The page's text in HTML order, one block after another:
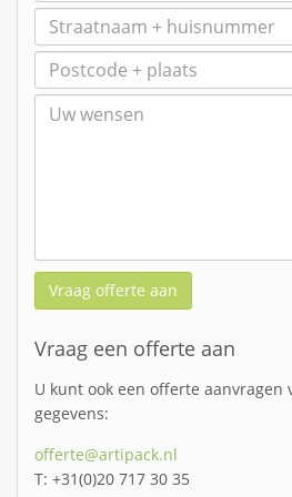
Vraag offerte aan
Vraag een offerte aan
U kunt ook een offerte aanvragen
gegevens:
offerte@artipack.nl
T: +31(0)20 717 30 35